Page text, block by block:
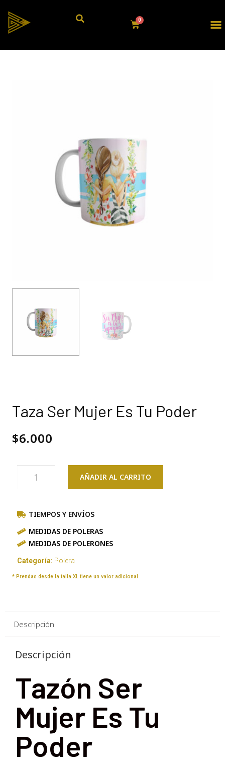
Taza Ser Mujer Es Tu Poder
$6.000
AÑADIR AL CARRITO
TIEMPOS Y ENVÍOS
MEDIDAS DE POLERAS
MEDIDAS DE POLERONES
Categoría: Polera
* Prendas desde la talla XL tiene un valor adicional
Descripción
Descripción
Tazón Ser
Mujer Es Tu
Poder